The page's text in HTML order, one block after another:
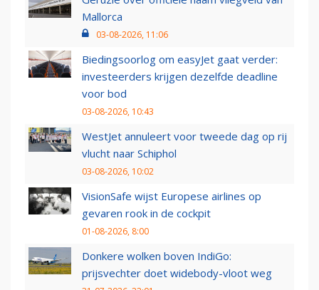
Mallorca
03-08-2026, 11:06
Biedingsoorlog om easyJet gaat verder:
investeerders krijgen dezelfde deadline
voor bod
03-08-2026, 10:43
WestJet annuleert voor tweede dag op rij
vlucht naar Schiphol
03-08-2026, 10:02
VisionSafe wijst Europese airlines op
gevaren rook in de cockpit
01-08-2026, 8:00
Donkere wolken boven IndiGo:
prijsvechter doet widebody-vloot weg